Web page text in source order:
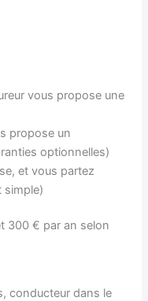
vous propose une
propose un
optionnelles)
et vous partez
simple)
300 € par an selon
conducteur dans le